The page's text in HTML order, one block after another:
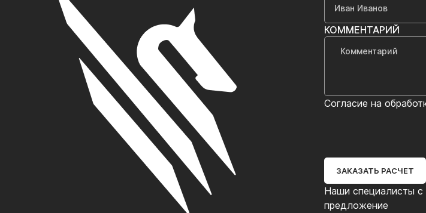
Наши специалисты с
предложение
КОММЕНТАРИЙ
Согласие на
ЗАКАЗАТЬ РАСЧЕТ